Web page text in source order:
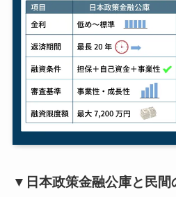
▼日本政策金融公庫と民間